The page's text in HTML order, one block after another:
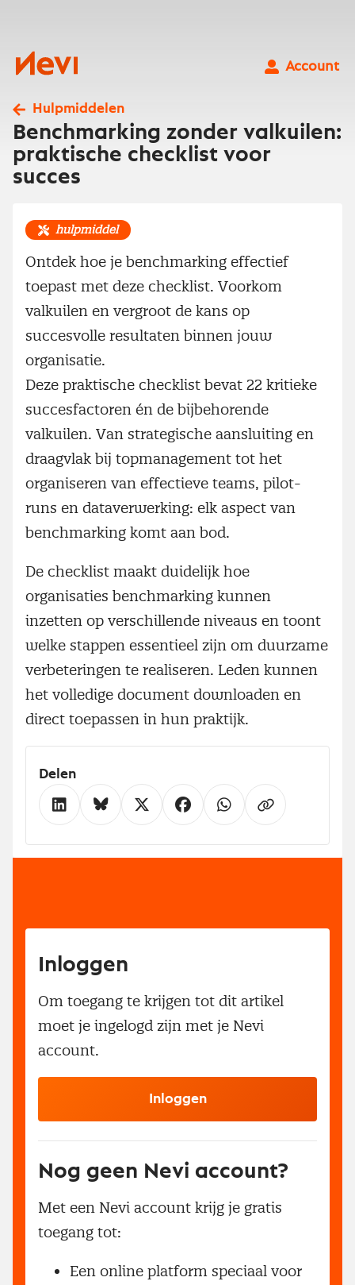
Nevi
Account
Hulpmiddelen
Benchmarking zonder valkuilen:
praktische checklist voor
succes
hulpmiddel
Ontdek hoe je benchmarking effectief
toepast met deze checklist. Voorkom
valkuilen en vergroot de kans op
succesvolle resultaten binnen jouw
organisatie.
Deze praktische checklist bevat 22 kritieke
succesfactoren én de bijbehorende
valkuilen. Van strategische aansluiting en
draagvlak bij topmanagement tot het
organiseren van effectieve teams, pilot-
runs en dataverwerking: elk aspect van
benchmarking komt aan bod.
De checklist maakt duidelijk hoe
organisaties benchmarking kunnen
inzetten op verschillende niveaus en toont
welke stappen essentieel zijn om duurzame
verbeteringen te realiseren. Leden kunnen
het volledige document downloaden en
direct toepassen in hun praktijk.
Delen
Inloggen
Om toegang te krijgen tot dit artikel
moet je ingelogd zijn met je Nevi
account.
Inloggen
Nog geen Nevi account?
Met een Nevi account krijg je gratis
toegang tot:
Een online platform speciaal voor